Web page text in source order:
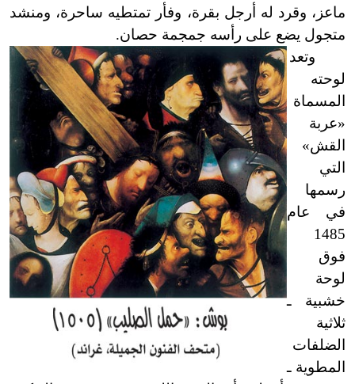
ماعز، وقرد له أرجل بقرة، وفأر تمتطيه ساحرة، ومنشد
متجول يضع على رأسه جمجمة حصان.
وتعد
لوحته
المسماة
«عربة
القش»
التي
رسمها
في عام
1485
فوق
لوحة
خشبية ـ
ثلاثية
الضلفات
المطوية ـ